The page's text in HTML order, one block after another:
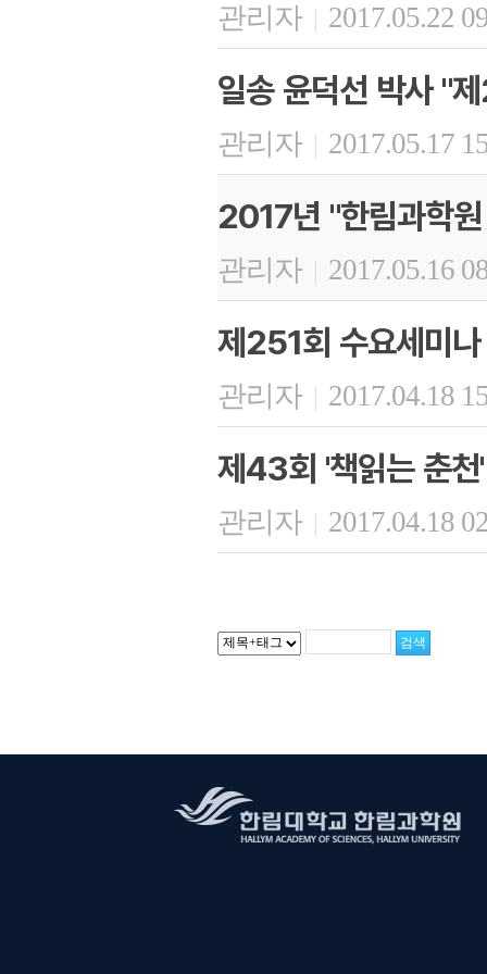
관리자 | 2017.05.22
일송 윤덕선 박사 "
관리자 | 2017.05.17
2017년 "한림과학
관리자 | 2017.05.16
제251회 수요세미
관리자 | 2017.04.18
제43회 '책읽는 춘천'
관리자 | 2017.04.18